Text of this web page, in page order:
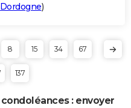
Dordogne)
8 15 34 67
137
: envoyer